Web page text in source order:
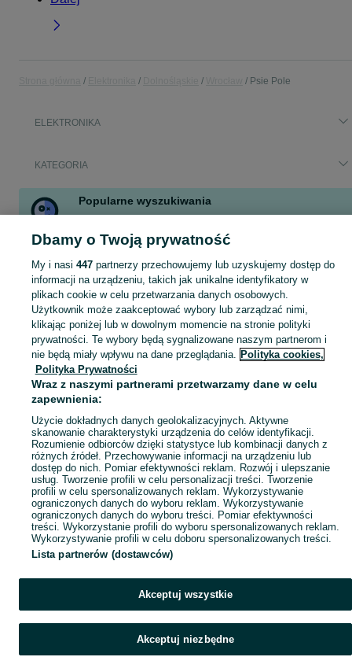
Psie Pole
ELEKTRONIKA
KATEGORIA
Popularne wyszukiwania
bambu lab a1
bambu lab monitor eizo
Zobacz Więcej
Sprzedaż elektroniki Wrocław ▶️ szeroki wybór modeli i marek ✅ Nowe i używane oferty w atrakcyjnych cenach ☝ Sprawdź ogłoszenia online na OLX.pl! Zobacz
Mapa kategorii
Mapa miejscowości
Mapa ministron
Popularne wyszukiwania
Dbamy o Twoją prywatność
My i nasi 447partnerzy przechowujemy lub uzyskujemy dostęp do
informacji na urządzeniu, takich jak unikalne identyfikatory w
plikach cookie w celu przetwarzania danych osobowych.
Użytkownik może zaakceptować wybory lub zarządzać nimi,
klikając poniżej lub w dowolnym momencie na stronie polityki
prywatności. Te wybory będą sygnalizowane naszym partnerom i
nie będą miały wpływu na dane przeglądania. Polityka cookies,
Polityka Prywatności
Wraz z naszymi partnerami przetwarzamy dane w celu
zapewnienia:
Użycie dokładnych danych geolokalizacyjnych. Aktywne
skanowanie charakterystyki urządzenia do celów identyfikacji.
Rozumienie odbiorców dzięki statystyce lub kombinacji danych z
różnych źródeł. Przechowywanie informacji na urządzeniu lub
dostęp do nich. Pomiar efektywności reklam. Rozwój i ulepszanie
usług. Tworzenie profili w celu personalizacji treści. Tworzenie
profili w celu spersonalizowanych reklam. Wykorzystywanie
ograniczonych danych do wyboru reklam. Wykorzystywanie
ograniczonych danych do wyboru treści. Pomiar efektywności
treści. Wykorzystanie profili do wyboru spersonalizowanych reklam.
Wykorzystywanie profili w celu doboru spersonalizowanych treści.
Lista partnerów (dostawców)
Akceptuj wszystkie
Akceptuj niezbędne